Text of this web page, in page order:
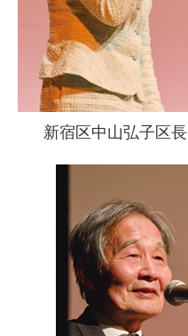
新宿区中山弘子区長